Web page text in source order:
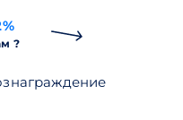
?